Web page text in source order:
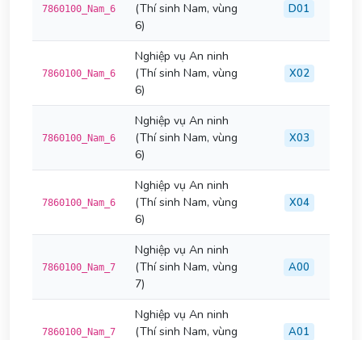
7860100_Nam_6
(Thí sinh Nam, vùng
6)
D01
7860100_Nam_6
Nghiệp vụ An ninh
(Thí sinh Nam, vùng
6)
X02
7860100_Nam_6
Nghiệp vụ An ninh
(Thí sinh Nam, vùng
6)
X03
7860100_Nam_6
Nghiệp vụ An ninh
(Thí sinh Nam, vùng
6)
X04
7860100_Nam_7
Nghiệp vụ An ninh
(Thí sinh Nam, vùng
7)
A00
7860100_Nam_7
Nghiệp vụ An ninh
(Thí sinh Nam, vùng
A01